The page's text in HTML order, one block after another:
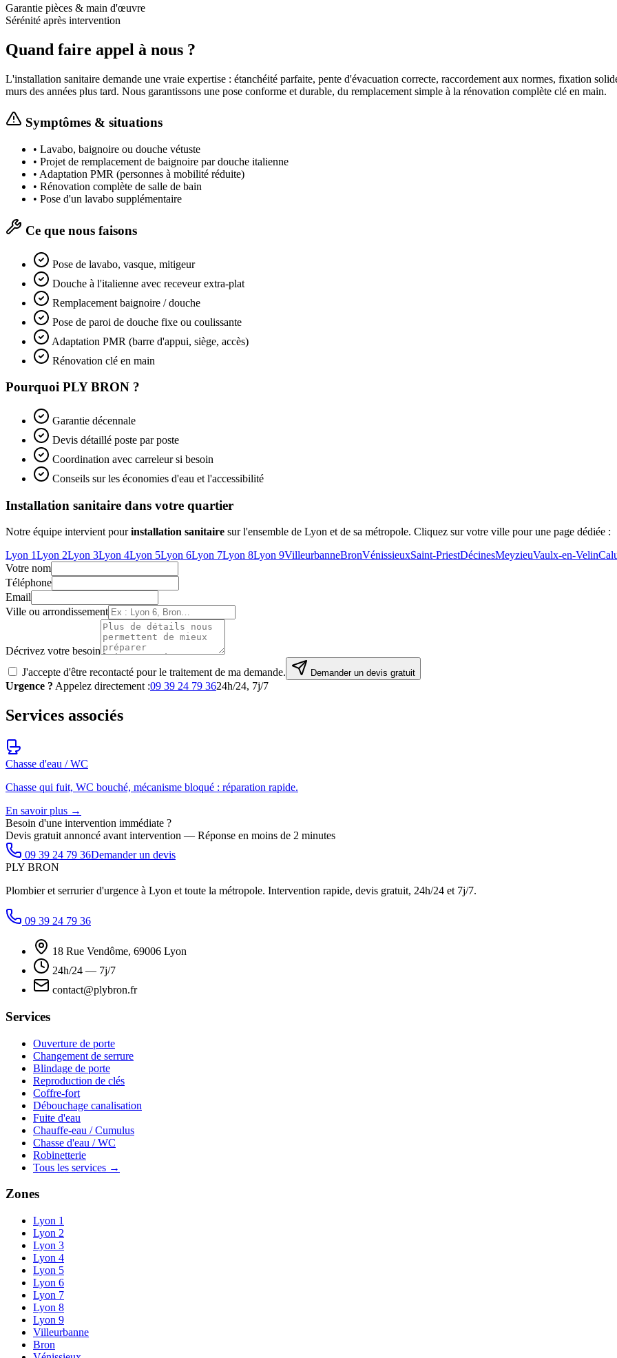
Garantie pièces & main d'œuvre
Sérénité après intervention
Quand faire appel à nous ?
L'installation sanitaire demande une vraie expertise : étanchéité parfaite, pente d'évacuation correcte, raccordement aux normes, fixation
murs des années plus tard. Nous garantissons une pose conforme et durable, du remplacement simple à la rénovation complète clé en main.
Symptômes & situations
• Lavabo, baignoire ou douche vétuste
• Projet de remplacement de baignoire par douche italienne
• Adaptation PMR (personnes à mobilité réduite)
• Rénovation complète de salle de bain
• Pose d'un lavabo supplémentaire
Ce que nous faisons
Pose de lavabo, vasque, mitigeur
Douche à l'italienne avec receveur extra-plat
Remplacement baignoire / douche
Pose de paroi de douche fixe ou coulissante
Adaptation PMR (barre d'appui, siège, accès)
Rénovation clé en main
Pourquoi PLY BRON ?
Garantie décennale
Devis détaillé poste par poste
Coordination avec carreleur si besoin
Conseils sur les économies d'eau et l'accessibilité
Installation sanitaire dans votre quartier
Notre équipe intervient pourinstallation sanitaire sur l'ensemble de Lyon et de sa métropole. Cliquez sur votre ville pour une page dédiée :
Lyon 1Lyon 2Lyon 3Lyon 4Lyon 5Lyon 6Lyon 7Lyon 8Lyon 9VilleurbanneBronVénissieuxSaint-PriestDécinesMeyzieuVaulx-en-Velin
Votre nom
Téléphone
Email
Ville ou arrondissement
Décrivez votre besoin
J'accepte d'être recontacté pour le traitement de ma demande.
Demander un devis gratuit
Urgence ? Appelez directement :09 39 24 79 3624h/24, 7j/7
Services associés
Chasse d'eau / WC
Chasse qui fuit, WC bouché, mécanisme bloqué : réparation rapide.
En savoir plus →
Besoin d'une intervention immédiate ?
Devis gratuit annoncé avant intervention — Réponse en moins de 2 minutes
09 39 24 79 36Demander un devis
PLY BRON
Plombier et serrurier d'urgence à Lyon et toute la métropole. Intervention rapide, devis gratuit, 24h/24 et 7j/7.
09 39 24 79 36
18 Rue Vendôme, 69006 Lyon
24h/24 — 7j/7
contact@plybron.fr
Services
Ouverture de porte
Changement de serrure
Blindage de porte
Reproduction de clés
Coffre-fort
Débouchage canalisation
Fuite d'eau
Chauffe-eau / Cumulus
Chasse d'eau / WC
Robinetterie
Tous les services →
Zones
Lyon 1
Lyon 2
Lyon 3
Lyon 4
Lyon 5
Lyon 6
Lyon 7
Lyon 8
Lyon 9
Villeurbanne
Bron